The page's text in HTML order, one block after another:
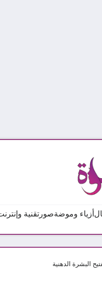
أزياء وموضةصور تقنية
البشرة الدهنية